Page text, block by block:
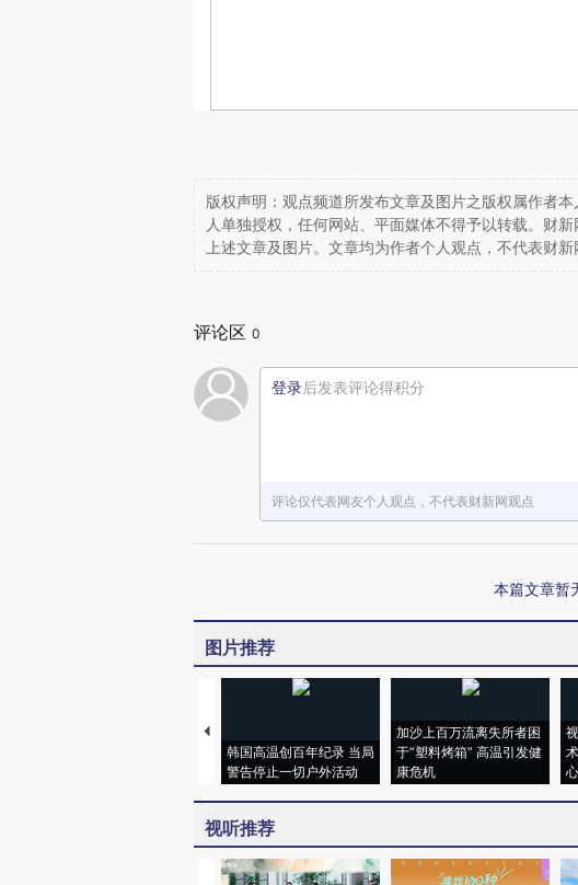
版权声明：观点频道所发布文章及图片之版权属作者
人单独授权，任何网站、平面媒体不得予以转载。财
上述文章及图片。文章均为作者个人观点，不代表财新
评论区 0
登录后发表评论得积分
评论仅代表网友个人观点，不代表财新网观点
本篇文章暂
图片推荐
韩国高温创百年纪录 当局
警告停止一切户外活动
加沙上百万流离失所者困
于“塑料烤箱” 高温引发健
康危机
视听推荐